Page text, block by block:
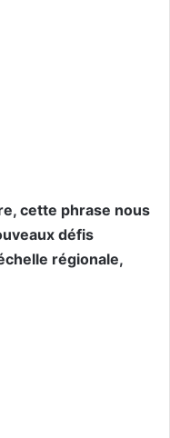
cette phrase nous
défis
régionale,